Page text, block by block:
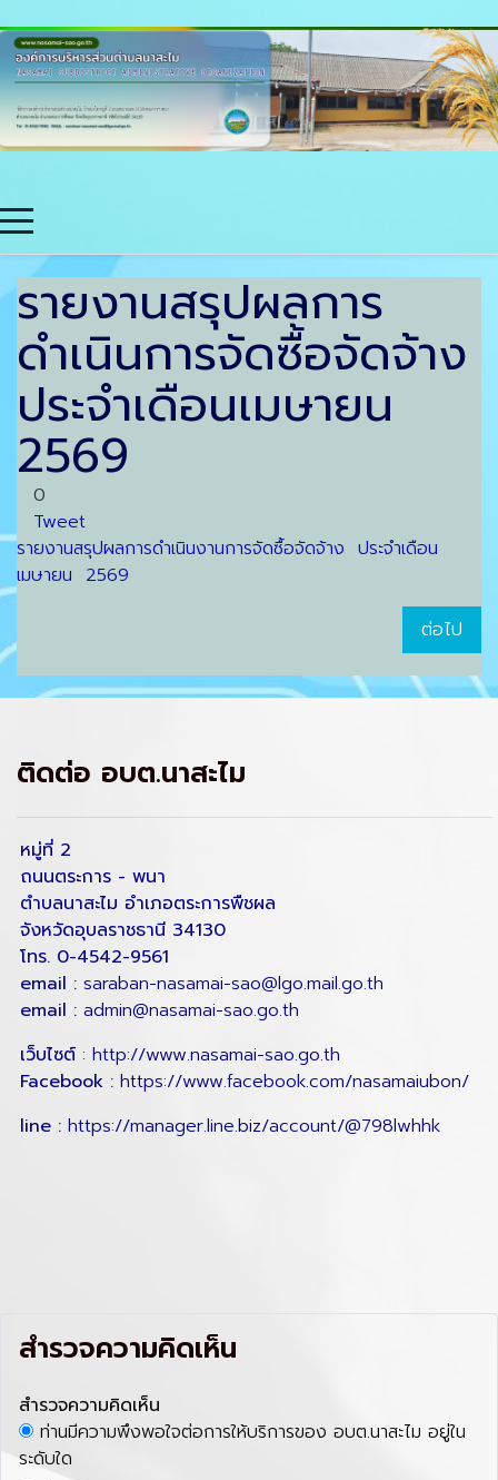
รายงานสรุปผลการ
ดำเนินการจัดซื้อจัดจ้าง
ประจำเดือนเมษายน
2569
0
Tweet
รายงานสรุปผลการดำเนินงานการจัดซื้อจัดจ้าง ประจำเดือน
เมษายน 2569
ต่อไป
ติดต่อ อบต.นาสะไม
หมู่ที่ 2
ถนนตระการ - พนา
ตำบลนาสะไม อำเภอตระการพืชผล
จังหวัดอุบลราชธานี 34130
โทร. 0-4542-9561
email : saraban-nasamai-sao@lgo.mail.go.th
email : admin@nasamai-sao.go.th
เว็บไซต์ : http://www.nasamai-sao.go.th
Facebook : https://www.facebook.com/nasamaiubon/
line : https://manager.line.biz/account/@798lwhhk
สำรวจความคิดเห็น
สำรวจความคิดเห็น
ท่านมีความพึงพอใจต่อการให้บริการของ อบต.นาสะไม อยู่ใน
ระดับใด